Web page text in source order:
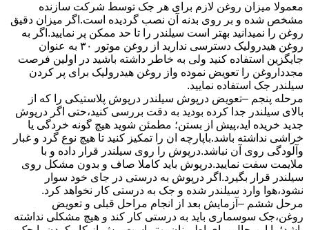
معمولا میزان روغن لازم برای هر جک توسط شرکت سازنده
مشخص شده و بر روی بدنه آن نصب گردیده است.اگر میزان دقیق
روغن را نمیدانید بهتر است سیلندر را تا حد ممکن پر نمایید.اگر به
روغن هیدرولیک دسترسی ندارید از روغن موتور ۳۰ به عنوان
جایگزین استفاده کنید ولی به خاطر داشته باشید در اولین فرصت
مجدداروغن را تعویض نموده واز روغن هیدرولیک برای پر کردن
سیلندر جک استفاده نمایید.
مرحله پنجم –تعویض درپوش سیلندر درپوش پلاستیکی را که از
بالای سیلندر جدا کرده بودید به دقت بررسی کنید،حتی اگر درپوش
جدید خریده اید،پیش از بستن؛ مطمئن شوید هیچ گونه خردگی یا
خراشی نداشته باشد.باپارچه ان را تمکیز کنید تا هیچ نوع گرد و غبار
وآلودگی روی آن نباشد.درپوش را روی سیلندر قرار داده و با
ملایمت سفت نمایید.درپوش باید کاملا صاف و بدون مشکل روی
سیلندر قرار بگیرد.اگر درپوش به درستی در جای خود سوار
نشود،هوا وارد سیلندر شده و جک به درستی کار نخواهد کرد.
مرحل ششم –آزمایش بعد از انجام مراحل قبلی و تعویض
روغن،جک سوسماری باید به درستی کار کند و هیچ مشکلی نداشته